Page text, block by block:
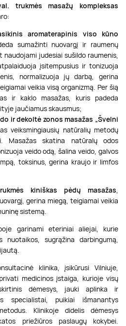
trukmės masažų kompleksas
aromaterapinis viso kūno
sumažinti nuovargį ir raumenų
judesiai sušildo raumenis,
įsitempusius ir tonizuoja
normalizuoja jų darbą, gerina
veikia visą organizmą. Per šią
ir kaklo masažas, kuris padeda
jaučiamus skausmus;
ir dekoltė zonos masažas „Švelni
veiksmingiausių natūralių metodų
Masažas skatina natūralų odos
veido odą, šalina veido, galvos
toksinus, gerina kraujo ir limfos
kiniškas pėdų masažas,
gerina miegą, teigiamai veikia
sistemą.
garinami eteriniai aliejai, kurie
sugrąžina darbingumą,
klinika, įsikūrusi Vilniuje,
medicinos įstaiga, kurioje visų
dėmesys, jauki aplinka ir
specialistai, puikiai išmanantys
Klinikoje didelis dėmesys
priežiūros paslaugų kokybei.